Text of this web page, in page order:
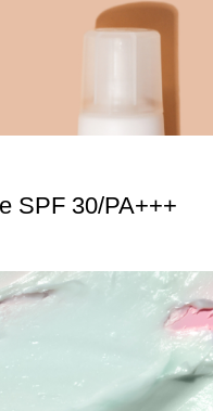
SPF 30/PA+++